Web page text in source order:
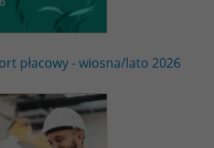
płacowy - wiosna/lato 2026